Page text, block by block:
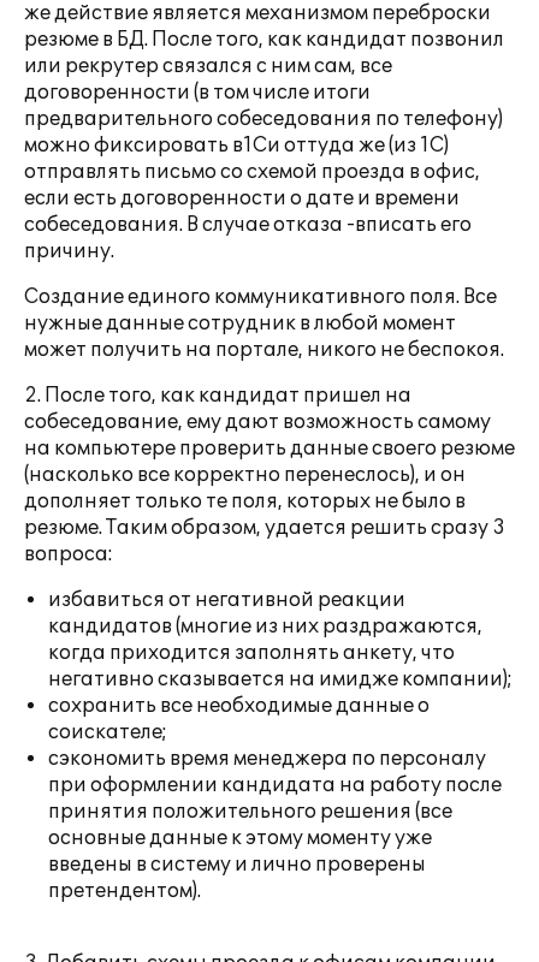
же действие является механизмом переброски
резюме в БД. После того, как кандидат позвонил
или рекрутер связался с ним сам, все
договоренности (в том числе итоги
предварительного собеседования по телефону)
можно фиксировать в1Си оттуда же (из 1С)
отправлять письмо со схемой проезда в офис,
если есть договоренности о дате и времени
собеседования. В случае отказа -вписать его
причину.
Создание единого коммуникативного поля. Все
нужные данные сотрудник в любой момент
может получить на портале, никого не беспокоя.
2. После того, как кандидат пришел на
собеседование, ему дают возможность самому
на компьютере проверить данные своего резюме
(насколько все корректно перенеслось), и он
дополняет только те поля, которых не было в
резюме. Таким образом, удается решить сразу 3
вопроса:
избавиться от негативной реакции
кандидатов (многие из них раздражаются,
когда приходится заполнять анкету, что
негативно сказывается на имидже компании);
сохранить все необходимые данные о
соискателе;
сэкономить время менеджера по персоналу
при оформлении кандидата на работу после
принятия положительного решения (все
основные данные к этому моменту уже
введены в систему и лично проверены
претендентом).